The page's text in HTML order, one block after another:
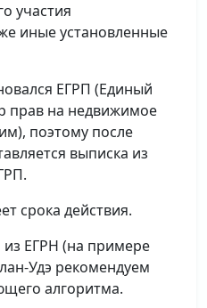
участия
иные установленные
ЕГРП (Единый
прав на недвижимое
поэтому после
выписка из
срока действия.
ЕГРН (на примере
Удэ рекомендуем
алгоритма.